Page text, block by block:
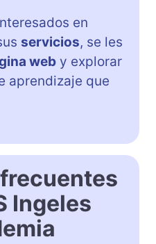
en
servicios, se les
web y explorar
aprendizaje que
Ingeles